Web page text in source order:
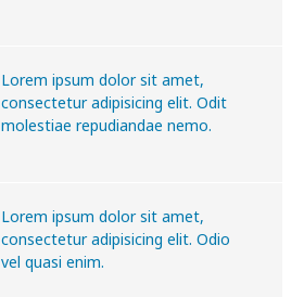
Lorem ipsum dolor sit amet,
consectetur adipisicing elit. Odit
molestiae repudiandae nemo.
Lorem ipsum dolor sit amet,
consectetur adipisicing elit. Odio
vel quasi enim.